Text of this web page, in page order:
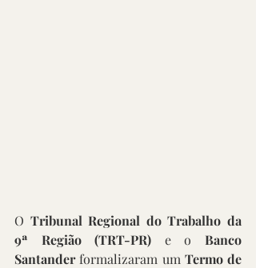
O Tribunal Regional do Trabalho da
9ª Região (TRT-PR) e o Banco
Santander formalizaram um Termo de